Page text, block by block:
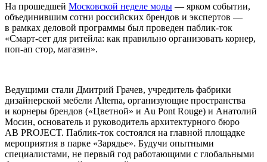
На прошедшей Московской неделе моды — ярком событии,
объединившим сотни российских брендов и экспертов —
в рамках деловой программы был проведен паблик-ток
«Смарт-сет для ритейла: как правильно организовать корнер,
поп-ап стор, магазин».
Ведущими стали Дмитрий Грачев, учредитель фабрики
дизайнерской мебели Alterna, организующие пространства
и корнеры брендов («Цветной» и Au Pont Rouge) и Анатолий
Мосин, основатель и руководитель архитектурного бюро
AB PROJECT. Паблик-ток состоялся на главной площадке
мероприятия в парке «Зарядье». Будучи опытными
специалистами, не первый год работающими с глобальными